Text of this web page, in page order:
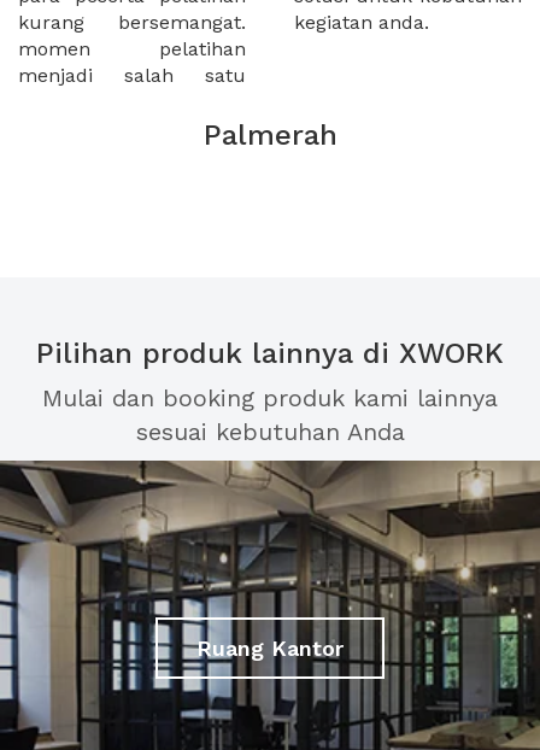
kurang bersemangat.
momen pelatihan
menjadi salah satu
kegiatan anda.
Palmerah
Pilihan produk lainnya di XWORK
Mulai dan booking produk kami lainnya
sesuai kebutuhan Anda
Ruang Kantor